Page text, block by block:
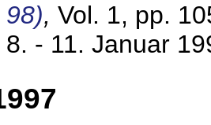
98), Vol. 1, pp.
8. - 11. Januar